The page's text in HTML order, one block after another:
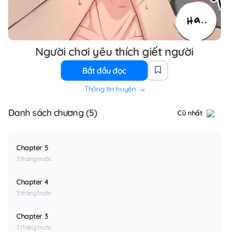
Người chơi yêu thích giết người
Bắt đầu đọc
Thông tin truyện
Danh sách chương (5) Cũ nhất
Chapter 5
3 tháng trước
Chapter 4
3 tháng trước
Chapter 3
3 tháng trước